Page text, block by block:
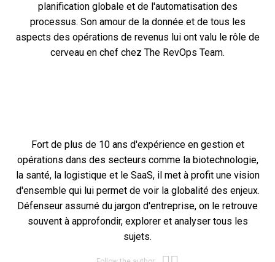
planification globale et de l'automatisation des
processus. Son amour de la donnée et de tous les
aspects des opérations de revenus lui ont valu le rôle de
cerveau en chef chez The RevOps Team.
Fort de plus de 10 ans d'expérience en gestion et
opérations dans des secteurs comme la biotechnologie,
la santé, la logistique et le SaaS, il met à profit une vision
d'ensemble qui lui permet de voir la globalité des enjeux.
Défenseur assumé du jargon d'entreprise, on le retrouve
souvent à approfondir, explorer et analyser tous les
sujets.